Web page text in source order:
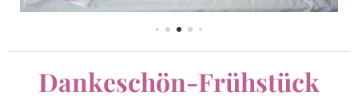
Dankeschön-Frühstück